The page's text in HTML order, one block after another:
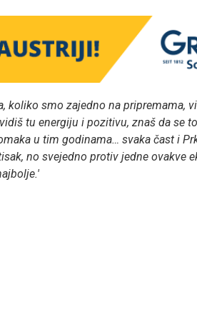
koliko smo zajedno na pripremama,
tu energiju i pozitivu, znaš da se
u tim godinama… svaka čast i
no svejedno protiv jedne ovakve